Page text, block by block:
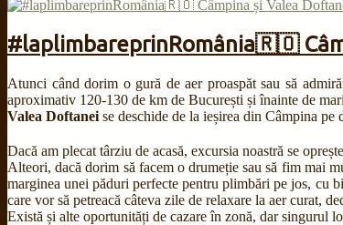
#laplimbareprinRomânia🇷🇴
Atunci când dorim o gură de aer proaspăt sau să
aproximativ 120-130 de km de București și înainte de
Valea Doftanei se deschide de la ieșirea din Câmpina
Dacă am plecat târziu de acasă, excursia noastră se
Alteori, dacă dorim să facem o drumeție sau să fim mai
marginea unei păduri perfecte pentru plimbări pe jos, cu
care vor să petreacă câteva zile de relaxare la aer curat,
Există și alte oportunități de cazare în zonă, dar singurul